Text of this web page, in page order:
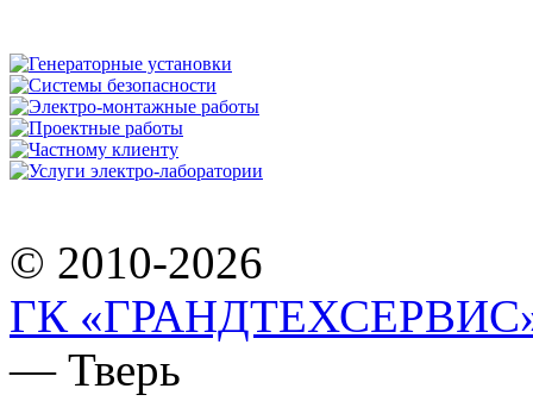
© 2010-2026
ГК
— Тверь